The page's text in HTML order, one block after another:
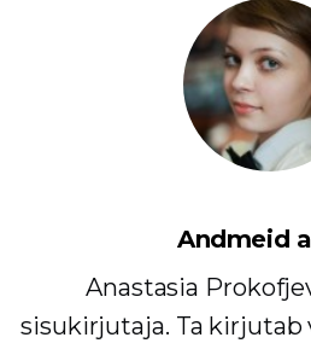
Andmeid
Anastasia
sisukirjutaja. Ta